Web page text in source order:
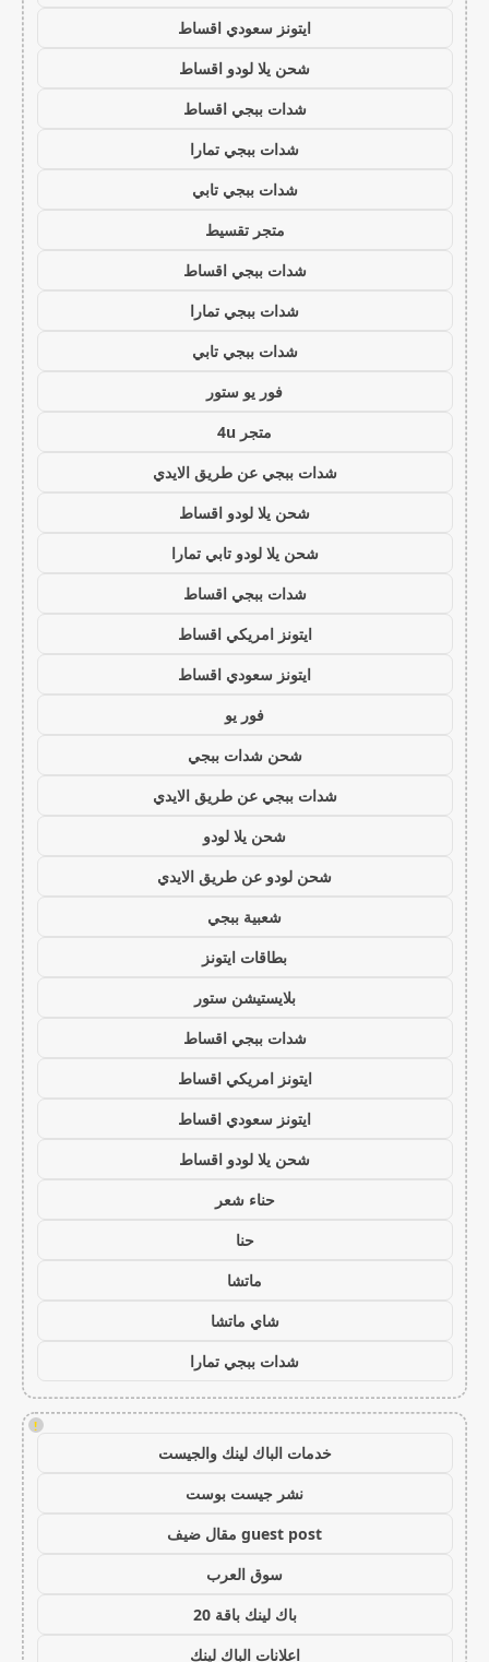
ايتونز سعودي اقساط
شحن يلا لودو اقساط
شدات ببجي اقساط
شدات ببجي تمارا
شدات ببجي تابي
متجر تقسيط
شدات ببجي اقساط
شدات ببجي تمارا
شدات ببجي تابي
فور يو ستور
متجر 4u
شدات ببجي عن طريق الايدي
شحن يلا لودو اقساط
شحن يلا لودو تابي تمارا
شدات ببجي اقساط
ايتونز امريكي اقساط
ايتونز سعودي اقساط
فور يو
شحن شدات ببجي
شدات ببجي عن طريق الايدي
شحن يلا لودو
شحن لودو عن طريق الايدي
شعبية ببجي
بطاقات ايتونز
بلايستيشن ستور
شدات ببجي اقساط
ايتونز امريكي اقساط
ايتونز سعودي اقساط
شحن يلا لودو اقساط
حناء شعر
حنا
ماتشا
شاي ماتشا
شدات ببجي تمارا
!
خدمات الباك لينك والجيست
نشر جيست بوست
guest post مقال ضيف
سوق العرب
باك لينك باقة 20
اعلانات الباك لينك